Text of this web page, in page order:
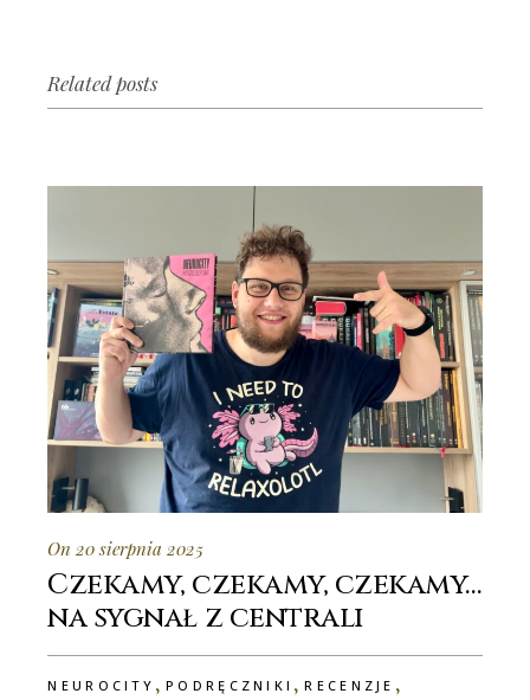
Related posts
On 20 sierpnia 2025
Czekamy, czekamy, czekamy…
na sygnał z centrali
NEUROCITY ,PODRĘCZNIKI ,RECENZJE ,